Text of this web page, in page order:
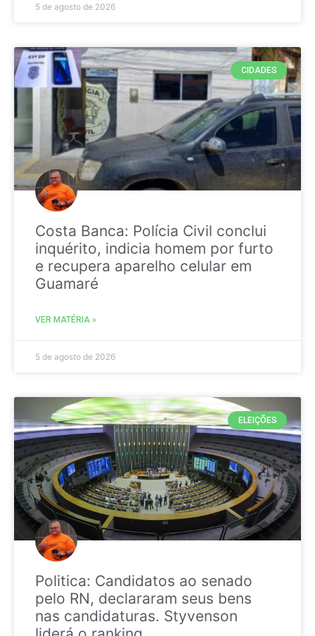
5 de agosto de 2026
CIDADES
Costa Banca: Polícia Civil conclui
inquérito, indicia homem por furto
e recupera aparelho celular em
Guamaré
VER MATÉRIA »
5 de agosto de 2026
ELEIÇÕES
Politica: Candidatos ao senado
pelo RN, declararam seus bens
nas candidaturas. Styvenson